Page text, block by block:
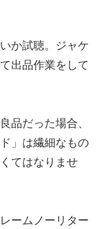
か試聴。ジャケ
出品作業をして
品だった場合、
」は繊細なもの
てはなりませ
ームノーリター